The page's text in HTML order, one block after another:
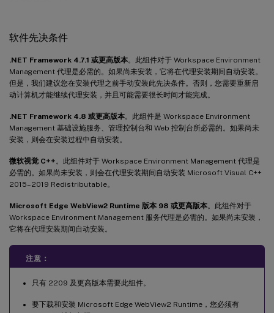
软件先决条件
.NET Framework 4.7.1 或更高版本。此组件对于 Workspace Environment
Management 代理是必需的。如果尚未安装，它将在代理安装期间自动安装。
但是，我们建议您在安装代理之前手动安装此先决条件。否则，您需要重新启
动计算机才能继续代理安装，并且可能需要很长时间才能完成。
.NET Framework 4.8 或更高版本。此组件是 Workspace Environment
Management 基础设施服务、管理控制台和 Web 控制台所必需的。如果尚未
安装，则会在安装过程中自动安装。
微软视觉 C++ 。此组件对于 Workspace Environment Management 代理是
必需的。如果尚未安装，则会在代理安装期间自动安装 Microsoft Visual C++
2015–2019 Redistributable。
Microsoft Edge WebView2 Runtime 版本 98 或更高版本。此组件对于
Workspace Environment Management 服务代理是必需的。如果尚未安装，
它将在代理安装期间自动安装。
注意：
只有 2209 及更高版本需要此组件。
要下载和安装 Microsoft Edge WebView2 Runtime，您必须有